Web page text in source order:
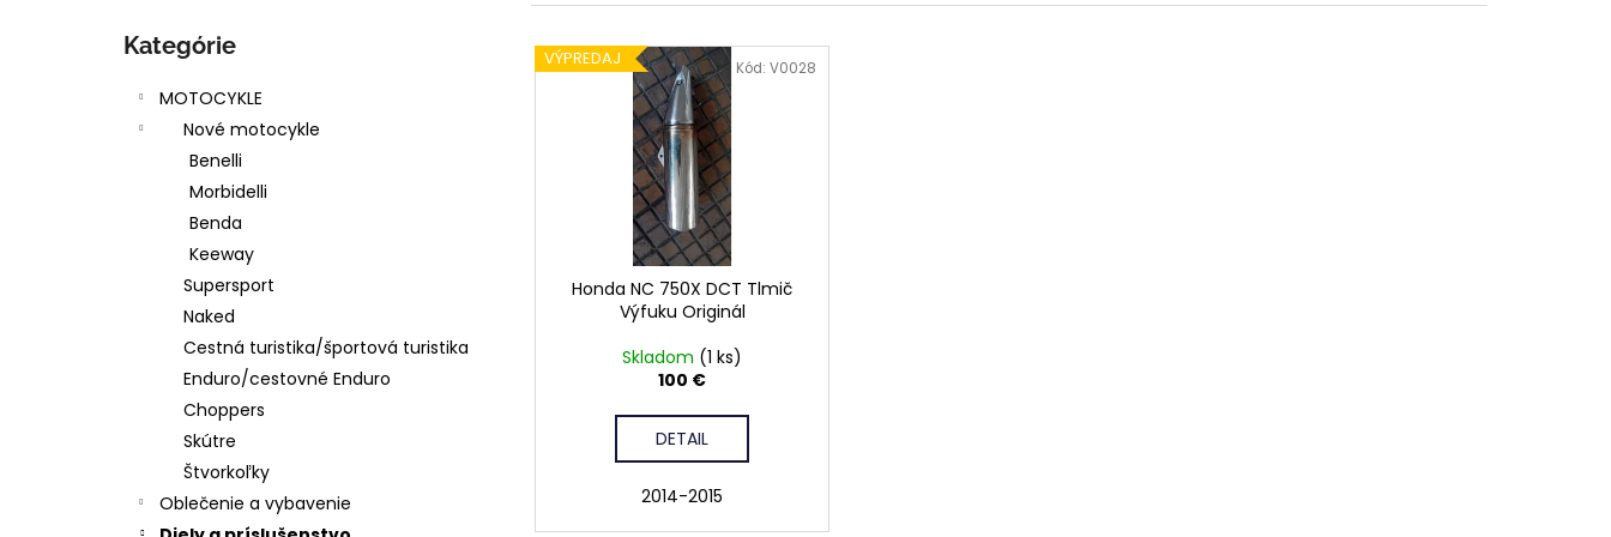
kategórie
Kategórie
MOTOCYKLE
Nové motocykle
Benelli
Morbidelli
Benda
Keeway
Supersport
Naked
Cestná turistika/športová turistika
Enduro/cestovné Enduro
Choppers
Skútre
Štvorkoľky
Oblečenie a vybavenie
n
V
ýVÝPREDAJ
Honda NC 750X DCT Tlmič
Výfuku Originál
Skladom (1 ks)
100 €
DETAIL
2014-2015
Kód:V0028